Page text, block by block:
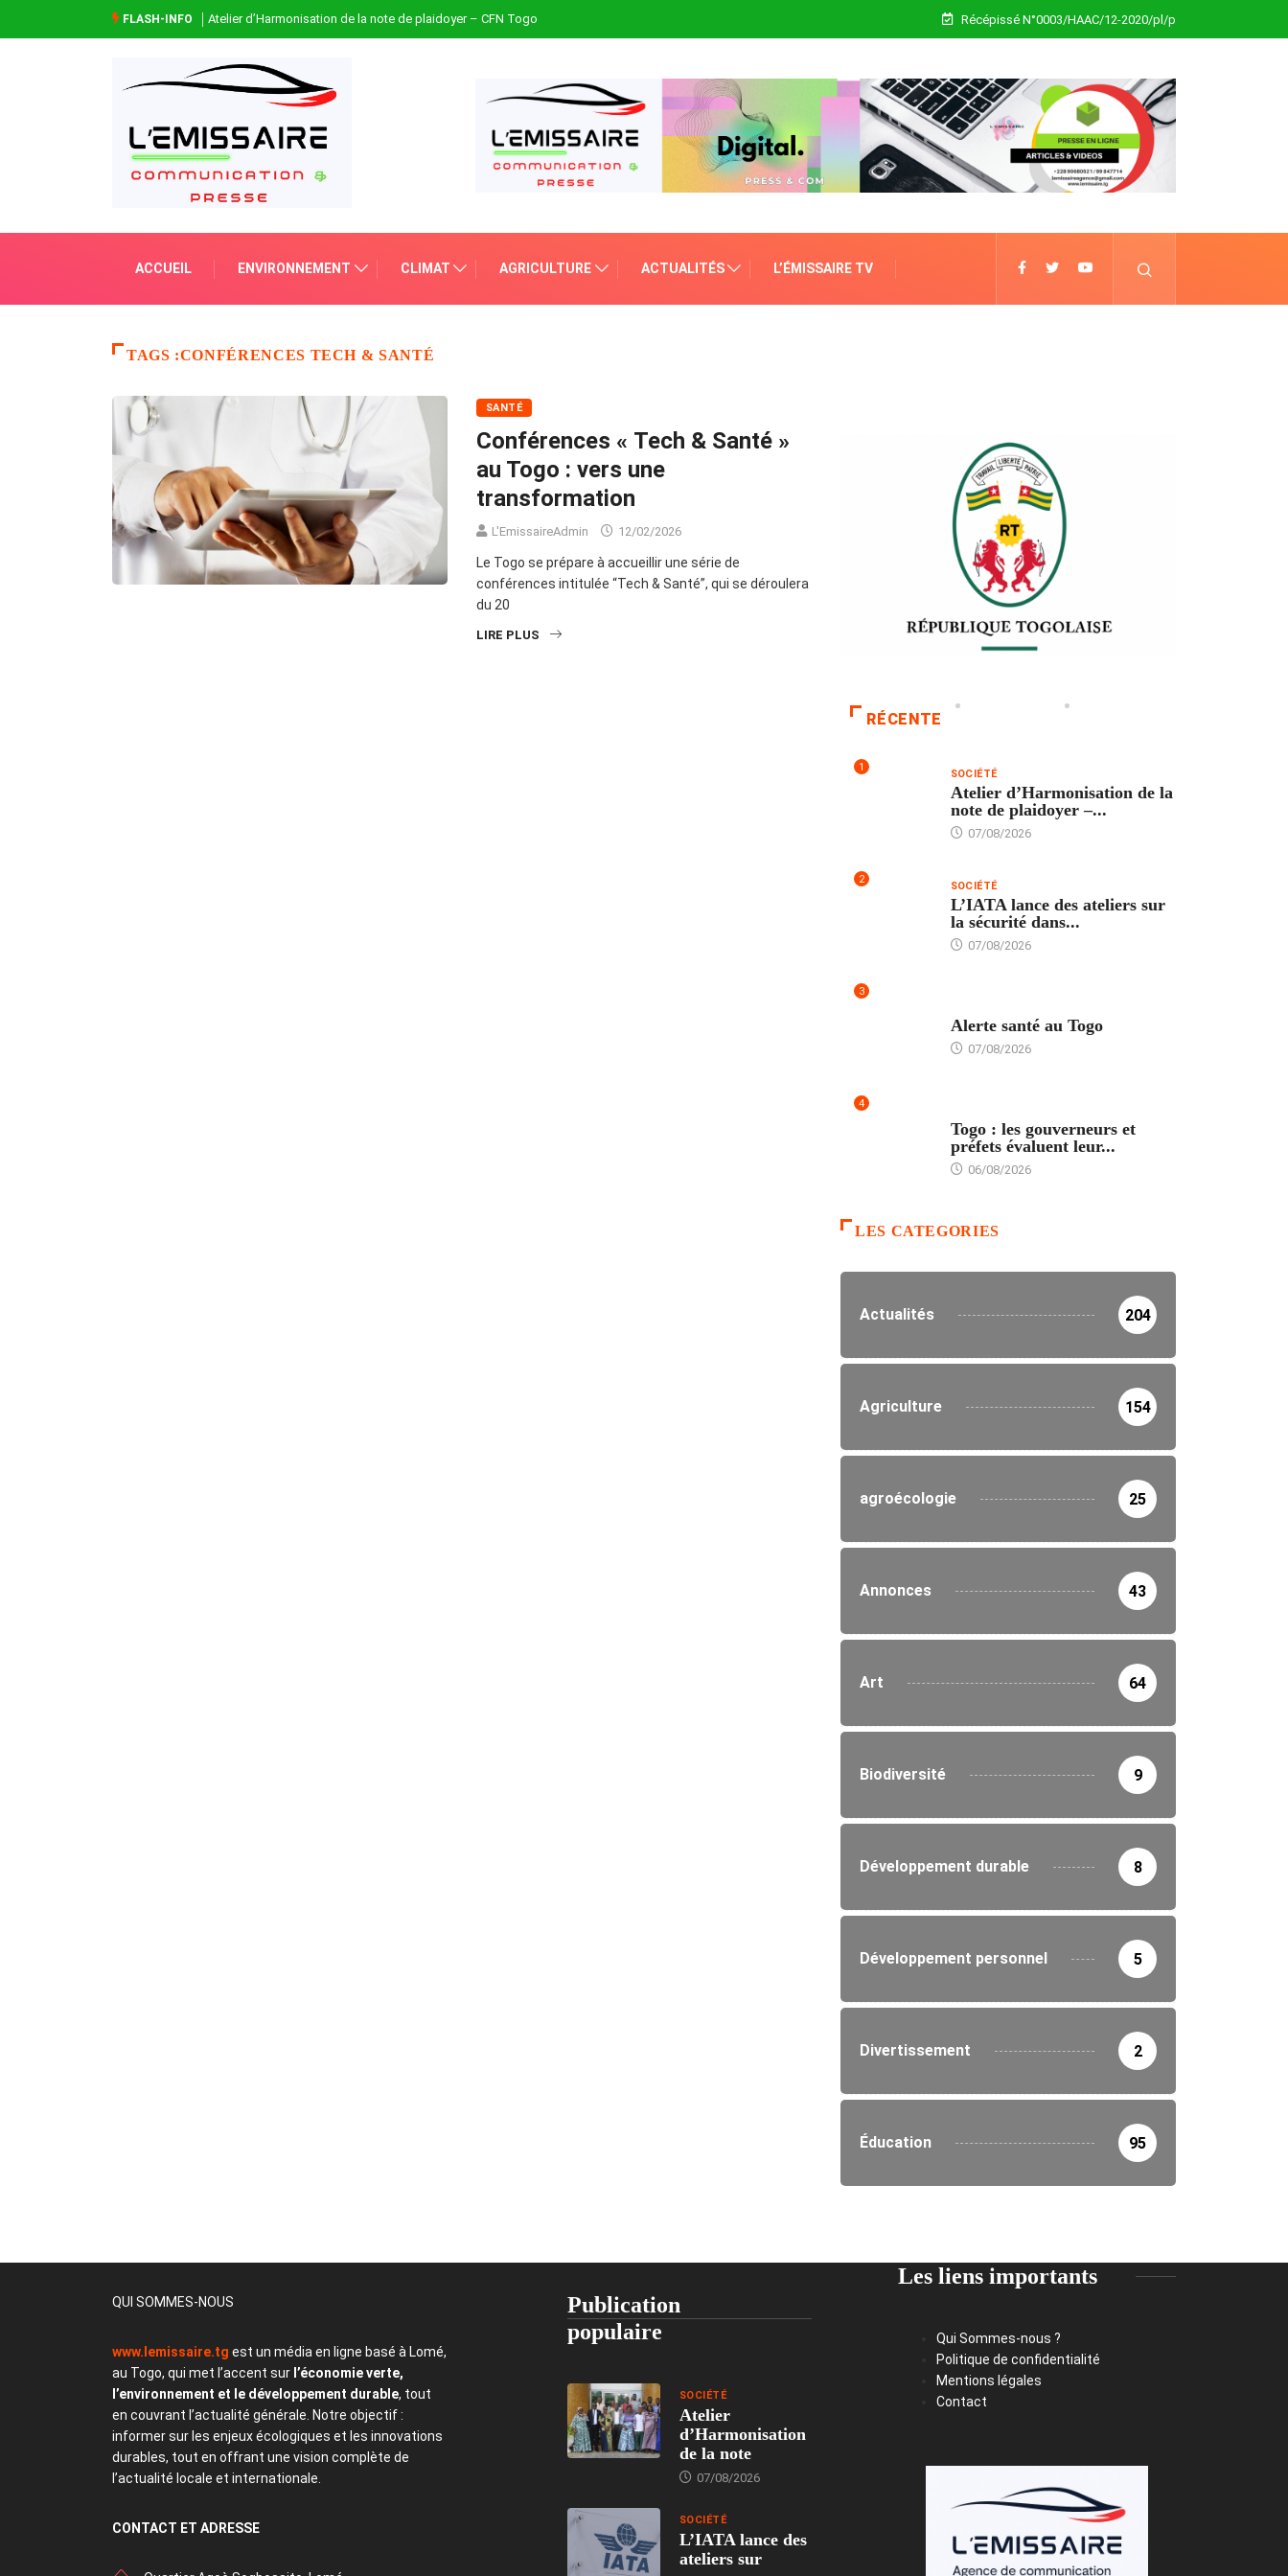
FLASH-INFO Atelier d’Harmonisation de la note de plaidoyer – CFN Togo Récépissé N°0003/HAAC/12-2020/pl/p
ACCUEIL ENVIRONNEMENT CLIMAT AGRICULTURE ACTUALITÉS L’ÉMISSAIRE TV
TAGS :CONFÉRENCES TECH & SANTÉ
SANTÉ
Conférences « Tech & Santé »
au Togo : vers une
transformation
L'EmissaireAdmin 12/02/2026
Le Togo se prépare à accueillir une série de
conférences intitulée “Tech & Santé”, qui se déroulera
du 20
LIRE PLUS
RÉCENTE
1 SOCIÉTÉ
Atelier d’Harmonisation de la
note de plaidoyer –...
07/08/2026
2 SOCIÉTÉ
L’IATA lance des ateliers sur
la sécurité dans...
07/08/2026
3
Alerte santé au Togo
07/08/2026
4
Togo : les gouverneurs et
préfets évaluent leur...
06/08/2026
LES CATEGORIES
Actualités 204
Agriculture 154
agroécologie 25
Annonces 43
Art 64
Biodiversité 9
Développement durable 8
Développement personnel 5
Divertissement 2
Éducation 95
QUI SOMMES-NOUS
www.lemissaire.tg est un média en ligne basé à Lomé,
au Togo, qui met l’accent sur l’économie verte,
l’environnement et le développement durable, tout
en couvrant l’actualité générale. Notre objectif :
informer sur les enjeux écologiques et les innovations
durables, tout en offrant une vision complète de
l’actualité locale et internationale.
CONTACT ET ADRESSE
Publication
populaire
SOCIÉTÉ
Atelier
d’Harmonisation
de la note
07/08/2026
SOCIÉTÉ
L’IATA lance des
ateliers sur
Les liens importants
Qui Sommes-nous ?
Politique de confidentialité
Mentions légales
Contact